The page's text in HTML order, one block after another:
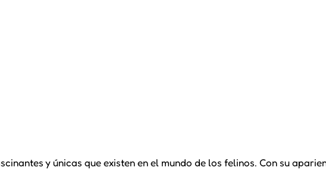
y únicas que existen en el mundo de los felinos. Con su